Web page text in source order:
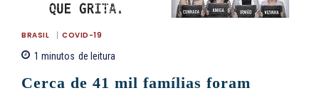
BRASIL COVID-19
1 minutos de leitura
Cerca de 41 mil famílias foram